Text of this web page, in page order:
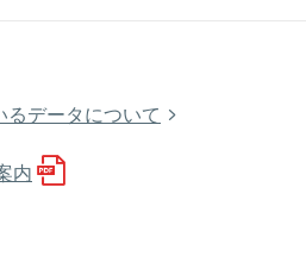
データについて
内